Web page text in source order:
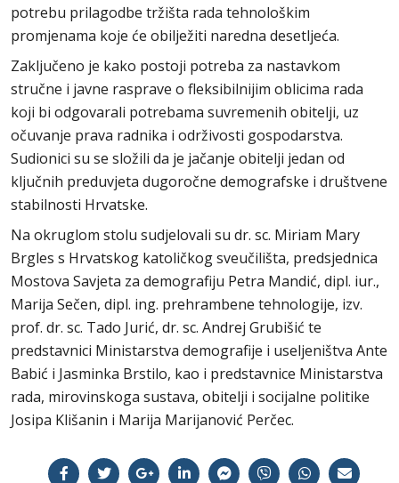
potrebu prilagodbe tržišta rada tehnološkim
promjenama koje će obilježiti naredna desetljeća.
Zaključeno je kako postoji potreba za nastavkom
stručne i javne rasprave o fleksibilnijim oblicima rada
koji bi odgovarali potrebama suvremenih obitelji, uz
očuvanje prava radnika i održivosti gospodarstva.
Sudionici su se složili da je jačanje obitelji jedan od
ključnih preduvjeta dugoročne demografske i društvene
stabilnosti Hrvatske.
Na okruglom stolu sudjelovali su dr. sc. Miriam Mary
Brgles s Hrvatskog katoličkog sveučilišta, predsjednica
Mostova Savjeta za demografiju Petra Mandić, dipl. iur.,
Marija Sečen, dipl. ing. prehrambene tehnologije, izv.
prof. dr. sc. Tado Jurić, dr. sc. Andrej Grubišić te
predstavnici Ministarstva demografije i useljeništva Ante
Babić i Jasminka Brstilo, kao i predstavnice Ministarstva
rada, mirovinskoga sustava, obitelji i socijalne politike
Josipa Klišanin i Marija Marijanović Perčec.